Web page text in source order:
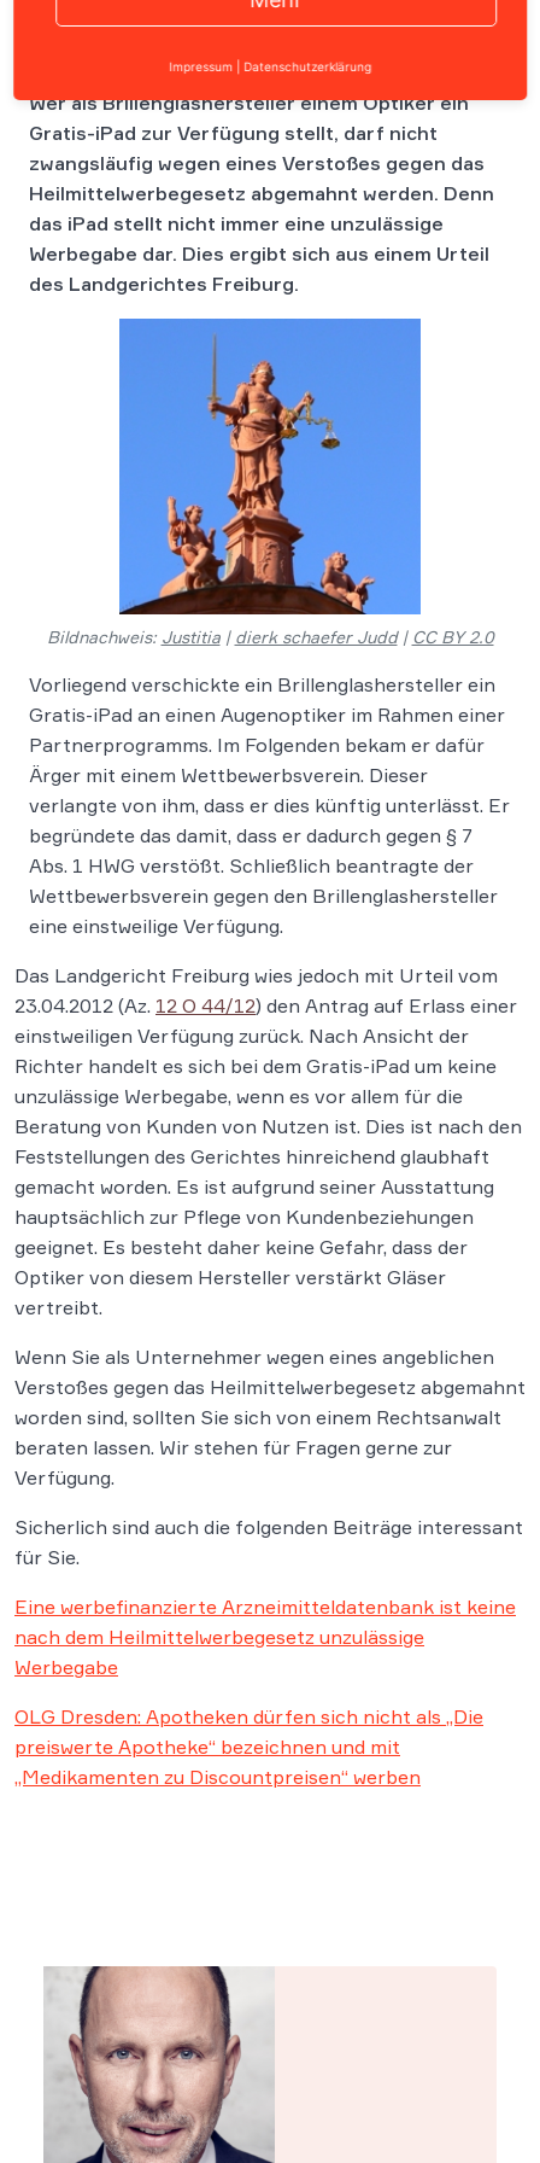
Wer als Brillenglashersteller einem Optiker ein
Gratis-iPad zur Verfügung stellt, darf nicht
zwangsläufig wegen eines Verstoßes gegen das
Heilmittelwerbegesetz abgemahnt werden. Denn
das iPad stellt nicht immer eine unzulässige
Werbegabe dar. Dies ergibt sich aus einem Urteil
des Landgerichtes Freiburg.
Bildnachweis: Justitia| dierk schaefer Judd| CC BY 2.0
Vorliegend verschickte ein Brillenglashersteller ein
Gratis-iPad an einen Augenoptiker im Rahmen einer
Partnerprogramms. Im Folgenden bekam er dafür
Ärger mit einem Wettbewerbsverein. Dieser
verlangte von ihm, dass er dies künftig unterlässt. Er
begründete das damit, dass er dadurch gegen § 7
Abs. 1 HWG verstößt. Schließlich beantragte der
Wettbewerbsverein gegen den Brillenglashersteller
eine einstweilige Verfügung.
Das Landgericht Freiburg wies jedoch mit Urteil vom
23.04.2012 (Az. 12 O 44/12) den Antrag auf Erlass einer
einstweiligen Verfügung zurück. Nach Ansicht der
Richter handelt es sich bei dem Gratis-iPad um keine
unzulässige Werbegabe, wenn es vor allem für die
Beratung von Kunden von Nutzen ist. Dies ist nach den
Feststellungen des Gerichtes hinreichend glaubhaft
gemacht worden. Es ist aufgrund seiner Ausstattung
hauptsächlich zur Pflege von Kundenbeziehungen
geeignet. Es besteht daher keine Gefahr, dass der
Optiker von diesem Hersteller verstärkt Gläser
vertreibt.
Wenn Sie als Unternehmer wegen eines angeblichen
Verstoßes gegen das Heilmittelwerbegesetz abgemahnt
worden sind, sollten Sie sich von einem Rechtsanwalt
beraten lassen. Wir stehen für Fragen gerne zur
Verfügung.
Sicherlich sind auch die folgenden Beiträge interessant
für Sie.
Eine werbefinanzierte Arzneimitteldatenbank ist keine
nach dem Heilmittelwerbegesetz unzulässige
Werbegabe
OLG Dresden: Apotheken dürfen sich nicht als „Die
preiswerte Apotheke“ bezeichnen und mit
„Medikamenten zu Discountpreisen“ werben
Impressum Datenschutzerklärung